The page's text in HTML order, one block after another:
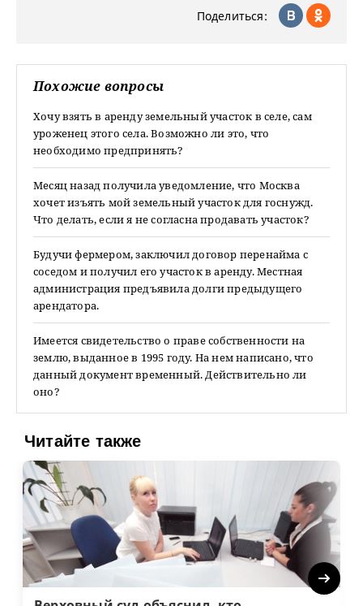
Поделиться:
Похожие вопросы
Хочу взять в аренду земельный участок в селе, сам
уроженец этого села. Возможно ли это, что
необходимо предпринять?
Месяц назад получила уведомление, что Москва
хочет изъять мой земельный участок для госнужд.
Что делать, если я не согласна продавать участок?
Будучи фермером, заключил договор перенайма с
соседом и получил его участок в аренду. Местная
администрация предъявила долги предыдущего
арендатора.
Имеется свидетельство о праве собственности на
землю, выданное в 1995 году. На нем написано, что
данный документ временный. Действительно ли
оно?
Читайте также
Next